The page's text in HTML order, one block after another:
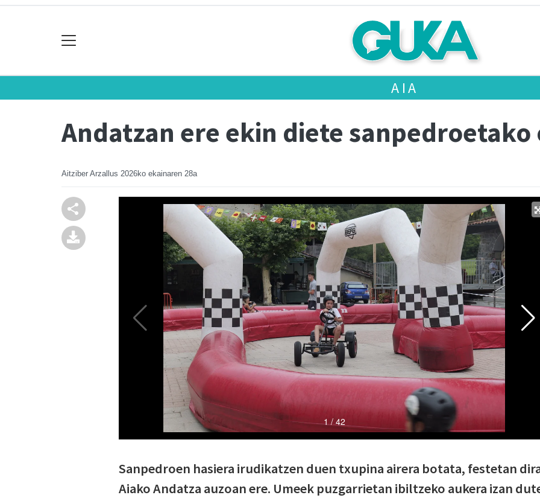
AIA
Andatzan ere ekin diete
Aitziber Arzallus 2026ko ekainaren 28a
Sanpedroen hasiera irudikatzen duen txupina airera botata, festetan
Aiako Andatza auzoan ere. Umeek puzgarrietan ibiltzeko aukera izan